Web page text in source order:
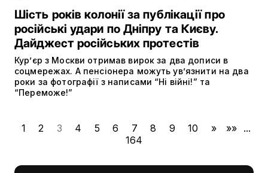
Шість років колонії за публікації про
російські удари по Дніпру та Києву.
Дайджест російських протестів
Кур’єр з Москви отримав вирок за два дописи в
соцмережах. А пенсіонера можуть ув’язнити на два
роки за фотографії з написами “Ні війні!” та
“Переможе!”
1 2 3 4 5 6 7 8 9 10 » »» ...
164